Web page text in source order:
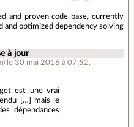
and proven code base, currently
and optimized dependency solving
à jour
) le 30 mai 2016 à 07:52.
est une vrai
[…] mais le
dépendances